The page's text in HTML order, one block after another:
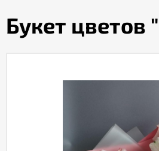
Букет цветов